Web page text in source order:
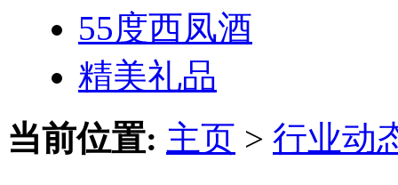
55度西凤酒
精美礼品
当前位置: 主页 > 行业动